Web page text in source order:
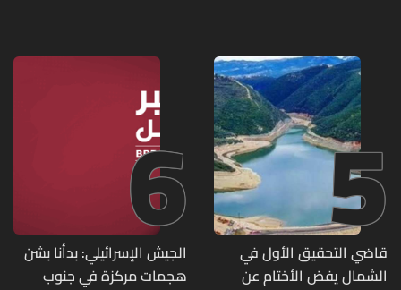
مزروعة بالماريجوانا
5
قاضي التحقيق الأول في
الشمال يفض الأختام عن
6
الجيش الإسرائيلي: بدأنا بشن
هجمات مركزة في جنوب